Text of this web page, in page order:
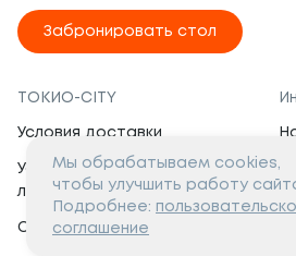
Забронировать стол
ТОКИО-CITY
Условия доставки
Условия программы
лояльности
Сертификаты
Мы обрабатываем cookies,
чтобы улучшить работу
Подробнее:
соглашение